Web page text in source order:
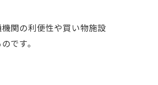
関の利便性や買い物施設
です。